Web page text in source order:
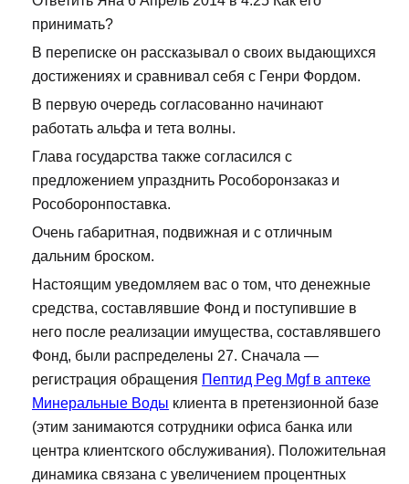
принимать?
В переписке он рассказывал о своих выдающихся
достижениях и сравнивал себя с Генри Фордом.
В первую очередь согласованно начинают
работать альфа и тета волны.
Глава государства также согласился с
предложением упразднить Рособоронзаказ и
Рособоронпоставка.
Очень габаритная, подвижная и с отличным
дальним броском.
Настоящим уведомляем вас о том, что денежные
средства, составлявшие Фонд и поступившие в
него после реализации имущества, составлявшего
Фонд, были распределены 27. Сначала —
регистрация обращения Пептид Peg Mgf в аптеке
Минеральные Воды клиента в претензионной базе
(этим занимаются сотрудники офиса банка или
центра клиентского обслуживания). Положительная
динамика связана с увеличением процентных